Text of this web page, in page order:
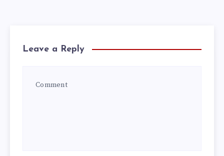
Leave a Reply